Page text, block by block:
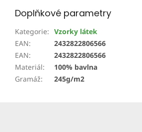
Doplňkové parametry
Kategorie: Vzorky látek
EAN:
2432822806566
EAN:
2432822806566
Materiál:
100% bavlna
Gramáž: 245g/m2